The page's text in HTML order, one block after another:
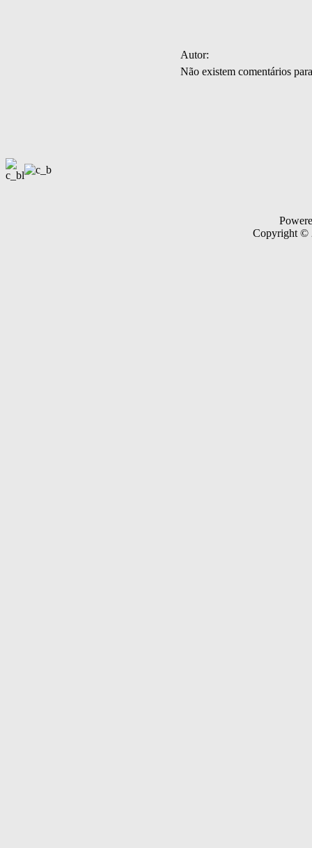
Autor:
Não existem comentários
Copyright ©